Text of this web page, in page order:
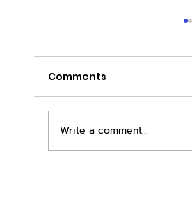
Comments
Write a comment...